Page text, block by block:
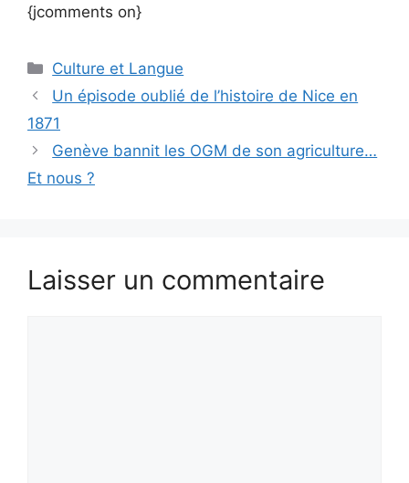
{jcomments on}
Catégories
Culture et Langue
Un épisode oublié de l’histoire de Nice en
1871
Genève bannit les OGM de son agriculture…
Et nous ?
Laisser un commentaire